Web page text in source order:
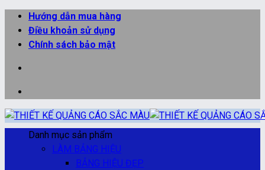
qua
Hướng dẫn mua hàng
Điều khoản sử dụng
Chính sách bảo mật
Danh mục sản phẩm
LÀM BẢNG HIỆU
BẢNG HIỆU ĐẸP